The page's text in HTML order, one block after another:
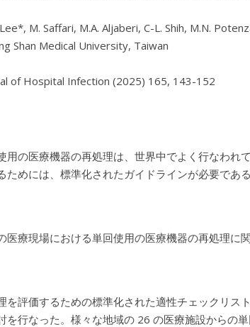
M. Saffari, M.A. Aljaberi, C-L. Shih, M.N.
Shan Medical University, Taiwan
用の医療機器の再処理は、世界中でよく行なわれ
ためには、標準化されたガイドラインが必要である
医療現場における単回使用の医療機器の再処理に
を評価するための標準化された適性チェックリス
を行なった。様々な地域の 26 の医療施設からの